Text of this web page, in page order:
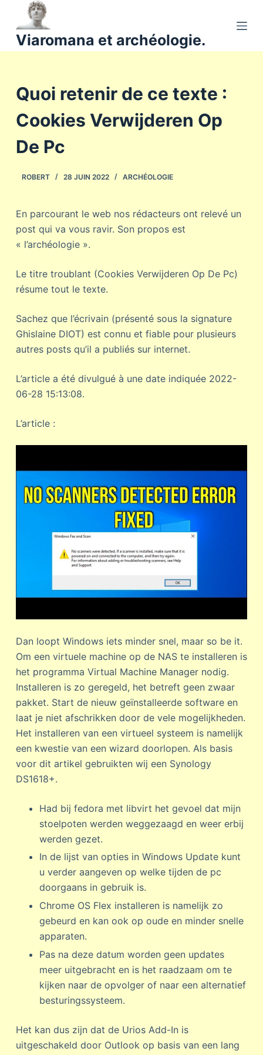
a
u
o
n
u
Viaromana et archéologie.
Quoi retenir de ce texte :
Cookies Verwijderen Op
De Pc
ROBERT 28 JUIN 2022 ARCHÉOLOGIE
En parcourant le web nos rédacteurs ont relevé un
post qui va vous ravir. Son propos est
« l’archéologie ».
Le titre troublant (Cookies Verwijderen Op De Pc)
résume tout le texte.
Sachez que l’écrivain (présenté sous la signature
Ghislaine DIOT) est connu et fiable pour plusieurs
autres posts qu’il a publiés sur internet.
L’article a été divulgué à une date indiquée 2022-
06-28 15:13:08.
L’article :
Dan loopt Windows iets minder snel, maar so be it.
Om een virtuele machine op de NAS te installeren is
het programma Virtual Machine Manager nodig.
Installeren is zo geregeld, het betreft geen zwaar
pakket. Start de nieuw geïnstalleerde software en
laat je niet afschrikken door de vele mogelijkheden.
Het installeren van een virtueel systeem is namelijk
een kwestie van een wizard doorlopen. Als basis
voor dit artikel gebruikten wij een Synology
DS1618+.
Had bij fedora met libvirt het gevoel dat mijn
stoelpoten werden weggezaagd en weer erbij
werden gezet.
In de lijst van opties in Windows Update kunt
u verder aangeven op welke tijden de pc
doorgaans in gebruik is.
Chrome OS Flex installeren is namelijk zo
gebeurd en kan ook op oude en minder snelle
apparaten.
Pas na deze datum worden geen updates
meer uitgebracht en is het raadzaam om te
kijken naar de opvolger of naar een alternatief
besturingssysteem.
Het kan dus zijn dat de Urios Add-In is
uitgeschakeld door Outlook op basis van een lang